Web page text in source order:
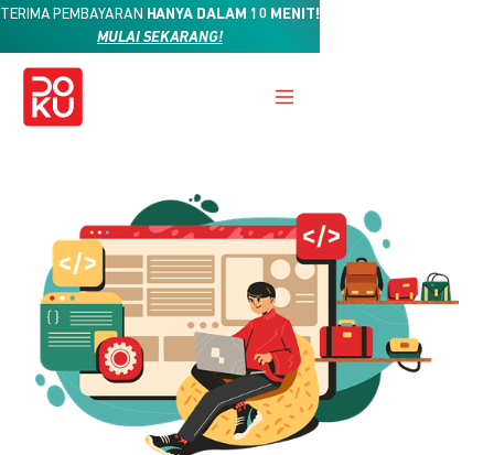
TERIMA PEMBAYARAN HANYA DALAM 10 MENIT!
MULAI SEKARANG!